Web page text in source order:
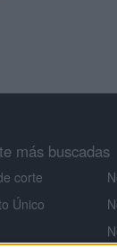
más buscadas
corte
Único